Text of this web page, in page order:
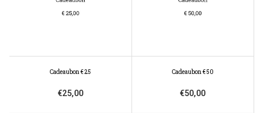
Cadeaubon € 25
€25,00
Cadeaubon € 50
€50,00